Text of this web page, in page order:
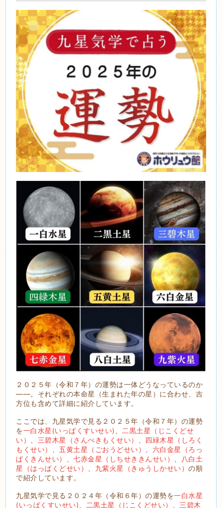
２０２５年（令和７年）の運勢は一体どうなっているのか
――。それぞれの本命星（生まれた年の星）に合わせ、吉
方位も含めて詳細に紹介しています。
ここでは、九星気学で見る２０２５年（令和７年）の運勢
を一白水星(いっぱくすいせい)
二黒土星（じこくどせ
い）
三碧木星（さんぺきもくせい）
四緑木星（しろく
もくせい）
、五黄土星（ごおうどせい）
六白金星（ろっ
ぱくきんせい）
、七赤金星（しちせききんせい）
八白土
星（はっぱくどせい）
九紫火星（きゅうしかせい）の順
で紹介しています。
九星気学で見る２０２４年（令和６年）の運勢を一白水星
(いっぱくすいせい)
二黒土星（じこくどせい） 三碧木